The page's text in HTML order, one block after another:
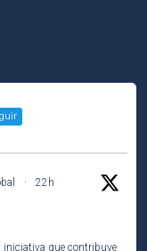
·
22h
iniciativa que contribuye